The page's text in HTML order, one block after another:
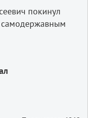
покинул
самодержавным